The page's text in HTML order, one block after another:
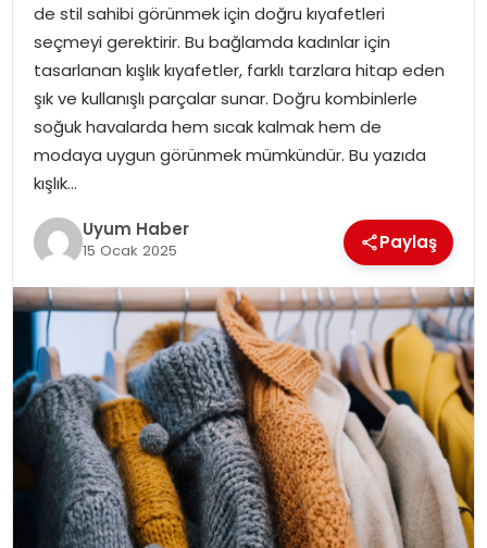
TEKNOLOJI
SAĞLIK
MAGAZIN
YAŞAM
de stil sahibi görünmek için doğru kıyafetleri
seçmeyi gerektirir. Bu bağlamda kadınlar için
tasarlanan kışlık kıyafetler, farklı tarzlara hitap eden
şık ve kullanışlı parçalar sunar. Doğru kombinlerle
soğuk havalarda hem sıcak kalmak hem de
modaya uygun görünmek mümkündür. Bu yazıda
kışlık…
Uyum Haber
15 Ocak 2025 Paylaş